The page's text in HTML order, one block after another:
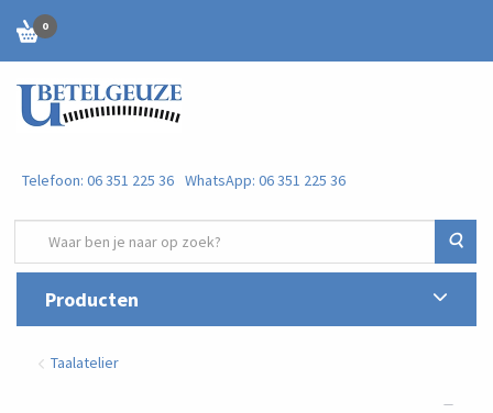
0
Telefoon: 06 351 225 36 WhatsApp: 06 351 225 36
Producten
Taalatelier